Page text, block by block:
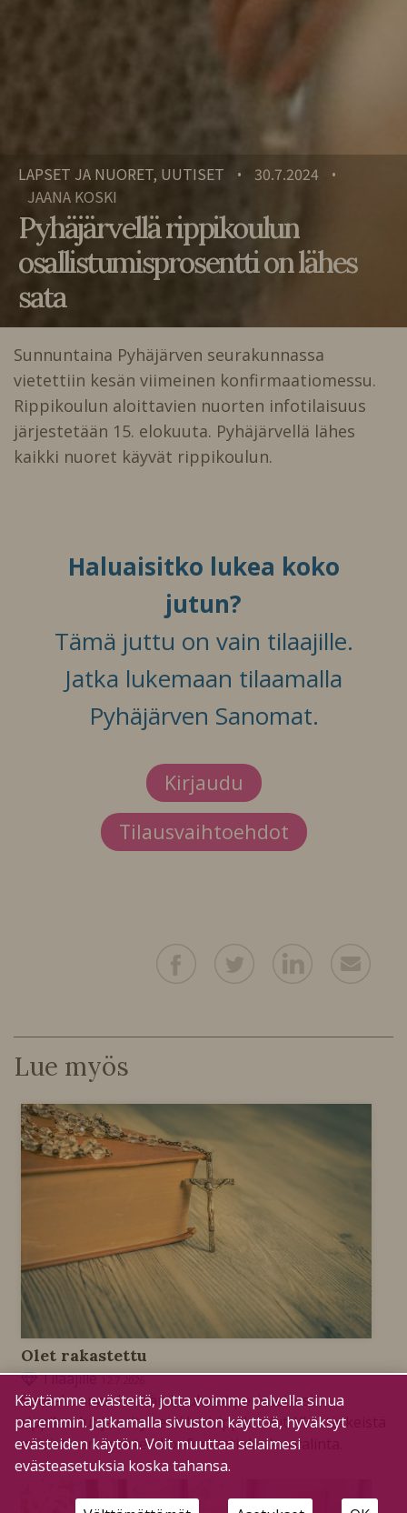
LAPSET JA NUORET, UUTISET • 30.7.2024 •
JAANA KOSKI
Pyhäjärvellä rippikoulun
osallistumisprosentti on lähes
sata
Sunnuntaina Pyhäjärven seurakunnassa
vietettiin kesän viimeinen konfirmaatiomessu.
Rippikoulun aloittavien nuorten infotilaisuus
järjestetään 15. elokuuta. Pyhäjärvellä lähes
kaikki nuoret käyvät rippikoulun.
Haluaisitko lukea koko
jutun?
Tämä juttu on vain tilaajille.
Jatka lukemaan tilaamalla
Pyhäjärven Sanomat.
Kirjaudu
Tilausvaihtoehdot
Lue myös
Olet rakastettu
Tilaajille
Seurakunnan kesään kuuluvat perinteisesti
rippikoulut ja erityisesti leiririppikoulut. Yksi tärkeistä
osioista on nuorten konfirmaatiolaulun valinta.
Käytämme evästeitä, jotta voimme palvella sinua
paremmin. Jatkamalla sivuston käyttöä, hyväksyt
evästeiden käytön. Voit muuttaa selaimesi
evästeasetuksia koska tahansa.